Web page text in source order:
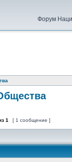
Форум
1 [ 1 сообщение ]